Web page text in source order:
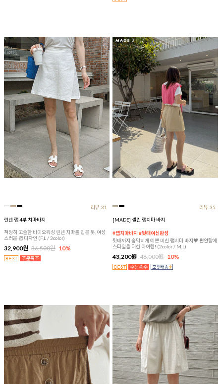
리뷰:31
린넨 랩 4부 치마바지
적당히 고슬한 바이오워싱 린넨 치마를 입은 듯, 여성
스러운 랩 디자인 (F,L / 3color)
32,900원 36,500원 10%
리뷰:35
[MADE] 셀린 랩치마 바지
#랩치마바지 #뒷태여신완성
뒷태까지 숨막히게 예쁜 미친 랩치마 바지♥ 편안함에
스타일을 더한 아이템! (2color / M,L)
43,200원 48,000원 10%